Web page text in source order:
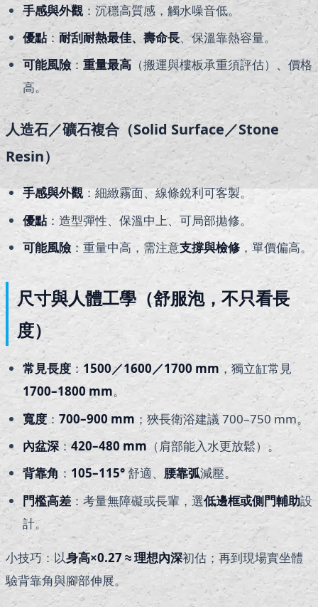
手感與外觀：沉穩高質感，觸水噪音低。
優點 ：耐刮耐熱最佳、壽命長、保溫靠熱容量。
可能風險： 重量最高 （搬運與樓板承重須評估）、價格
高。
人造石／礦石複合（Solid Surface／Stone
Resin）
手感與外觀：細緻霧面、線條銳利可客製。
優點：造型彈性、保溫中上、可局部拋修。
可能風險：重量中高，需注意支撐與檢修，單價偏高。
尺寸與人體工學（舒服泡，不只看長
度）
常見長度 ： 1500／1600／1700 mm，獨立缸常見
1700–1800 mm。
寬度 ： 700–900 mm ；狹長衛浴建議 700–750 mm。
內盆深：420–480 mm （肩部能入水更放鬆）。
背靠角 ： 105–115°舒適、 腰靠弧減壓。
門檻高差 ：考量無障礙或長輩，選低邊框或側門輔助設
計。
小技巧：以身高×0.27 ≈理想內深初估；再到現場實坐體
驗背靠角與腳部伸展。